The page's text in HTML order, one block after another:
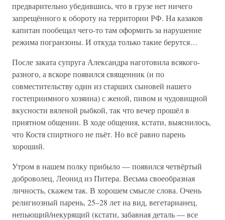
предварительно убедившись, что в грузе нет ничего
запрещённого к обороту на территории РФ. На казаков
капитан пообещал чего-то там оформить за нарушение
режима погранзоны. И откуда только такие берутся…
После заката супруга Александра наготовила всякого-
разного, а вскоре появился священник (и по
совместительству один из старших сыновей нашего
гостеприимного хозяина) с женой, пивом и чудовищной
вкусности вяленой рыбкой, так что вечер прошёл в
приятном общении. В ходе общения, кстати, выяснилось,
что Костя спиртного не пьёт. Но всё равно парень
хороший.
Утром в нашем полку прибыло — появился четвёртый
доброволец, Леонид из Питера. Весьма своеобразная
личность, скажем так. В хорошем смысле слова. Очень
религиозный парень, 25–28 лет на вид, вегетарианец,
непьющий/некурящий (кстати, забавная деталь — все